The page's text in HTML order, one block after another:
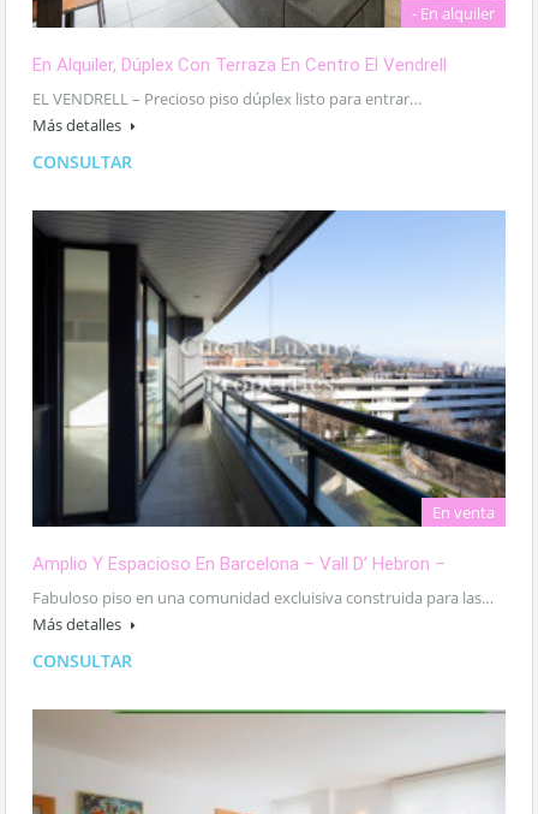
- En alquiler
En Alquiler, Dúplex Con Terraza En Centro El Vendrell
EL VENDRELL – Precioso piso dúplex listo para entrar…
Más detalles
CONSULTAR
En venta
Amplio Y Espacioso En Barcelona – Vall D’ Hebron –
Fabuloso piso en una comunidad excluisiva construida para las…
Más detalles
CONSULTAR